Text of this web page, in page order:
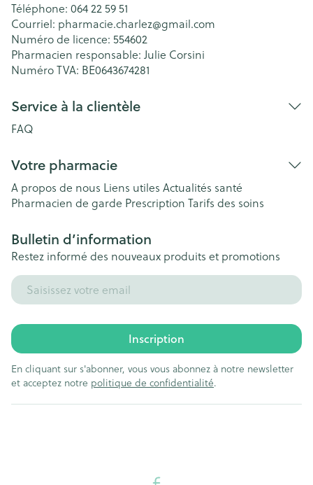
Téléphone: 064 22 59 51
Courriel: pharmacie.charlez@gmail.com
Numéro de licence: 554602
Pharmacien responsable: Julie Corsini
Numéro TVA: BE0643674281
Service à la clientèle
FAQ
Votre pharmacie
A propos de nous Liens utiles Actualités santé
Pharmacien de garde Prescription Tarifs des soins
Bulletin d’information
Restez informé des nouveaux produits et promotions
Adresse mail
Inscription
En cliquant sur s'abonner, vous vous abonnez à notre newsletter
et acceptez notre politique de confidentialité.